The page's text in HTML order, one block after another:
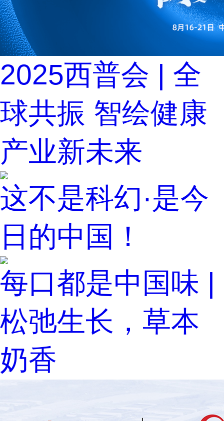
2025西普会 | 全
球共振 智绘健康
产业新未来
这不是科幻·是今
日的中国！
每口都是中国味 |
松弛生长，草本
奶香